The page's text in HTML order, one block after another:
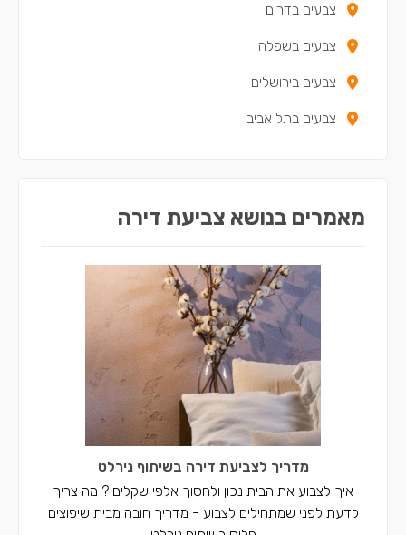
צבעים באזור
צבעים בכפר קאסם
צבעים בדרום
צבעים בשפלה
צבעים בירושלים
צבעים בתל אביב
מאמרים בנושא צביעת דירה
מדריך לצביעת דירה בשיתוף נירלט
איך לצבוע את הבית נכון ולחסוך אלפי שקלים ? מה צריך
לדעת לפני שמתחילים לצבוע - מדריך חובה מבית שיפוצים